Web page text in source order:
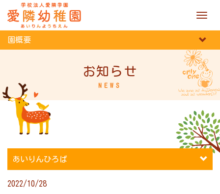
M
e
n
u
園概要
お知らせ
NEWS
あいりんひろば
2022/10/28